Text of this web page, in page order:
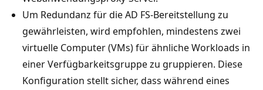
Um Redundanz für die AD FS-Bereitstellung zu
gewährleisten, wird empfohlen, mindestens zwei
virtuelle Computer (VMs) für ähnliche Workloads in
einer Verfügbarkeitsgruppe zu gruppieren. Diese
Konfiguration stellt sicher, dass während eines